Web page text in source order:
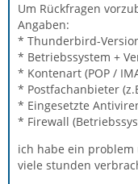
Um Rückfragen
Angaben:
* Thunderbird-
* Betriebssystem +
* Kontenart (POP /
* Postfachanbieter
* Eingesetzte
* Firewall
ich habe ein
viele stunden